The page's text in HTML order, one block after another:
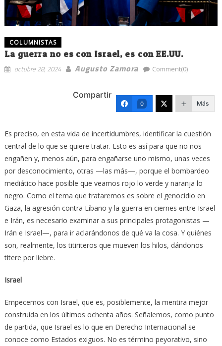
COLUMNISTAS
La guerra no es con Israel, es con EE.UU.
octubre 28, 2024 Augusto Zamora Comment(0)
Compartir
0 Más
Es preciso, en esta vida de incertidumbres, identificar la cuestión
central de lo que se quiere tratar. Esto es así para que no nos
engañen y, menos aún, para engañarse uno mismo, unas veces
por desconocimiento, otras —las más—, porque el bombardeo
mediático hace posible que veamos rojo lo verde y naranja lo
negro. Como el tema que trataremos es sobre el genocidio en
Gaza, la agresión contra Líbano y la guerra en ciernes entre Israel
e Irán, es necesario examinar a sus principales protagonistas —
Irán e Israel—, para ir aclarándonos de qué va la cosa. Y quiénes
son, realmente, los titiriteros que mueven los hilos, dándonos
títere por liebre.
Israel
Empecemos con Israel, que es, posiblemente, la mentira mejor
construida en los últimos ochenta años. Señalemos, como punto
de partida, que Israel es lo que en Derecho Internacional se
conoce como Estados exiguos. No es término peyorativo, sino